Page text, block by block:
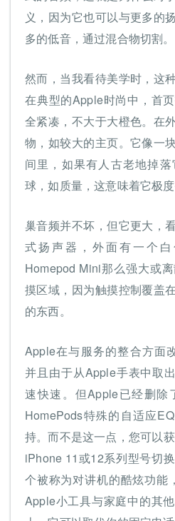
义，因为它也可以与更多的
多的低音，通过混合物切割。
然而，当我看待美学时，这
在典型的Apple时尚中，首
全紧凑，不大于大橙色。在
物，如较大的主页。它像一
间里，如果有人古老地掉
球，如质量，这意味着它极度
巢音频并不坏，但它更大，
式扬声器，外面有一个
Homepod Mini那么强大或
摸区域，因为触摸控制覆盖
的东西。
Apple在与服务的整合方面
并且由于从Apple手表中取
速快速。但Apple已经删除
HomePods特殊的自适应
持。而不是这一点，您可以
iPhone 11或12系列型号切
个被称为对讲机的酷炫功能
Apple小工具与家庭中的其